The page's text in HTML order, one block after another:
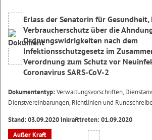
Erlass der Senatorin für Gesundheit,
Verbraucherschutz über die
Ordnungswidrigkeiten nach dem
Infektionsschutzgesetz im
Verordnung zum Schutz vor
Coronavirus SARS-CoV-2
Dokumententyp:Verwaltungsvorschriften,
Dienstvereinbarungen, Richtlinien und
Stand: 03.09.2020 Inkrafttreten: 01.09.2020
Außer Kraft